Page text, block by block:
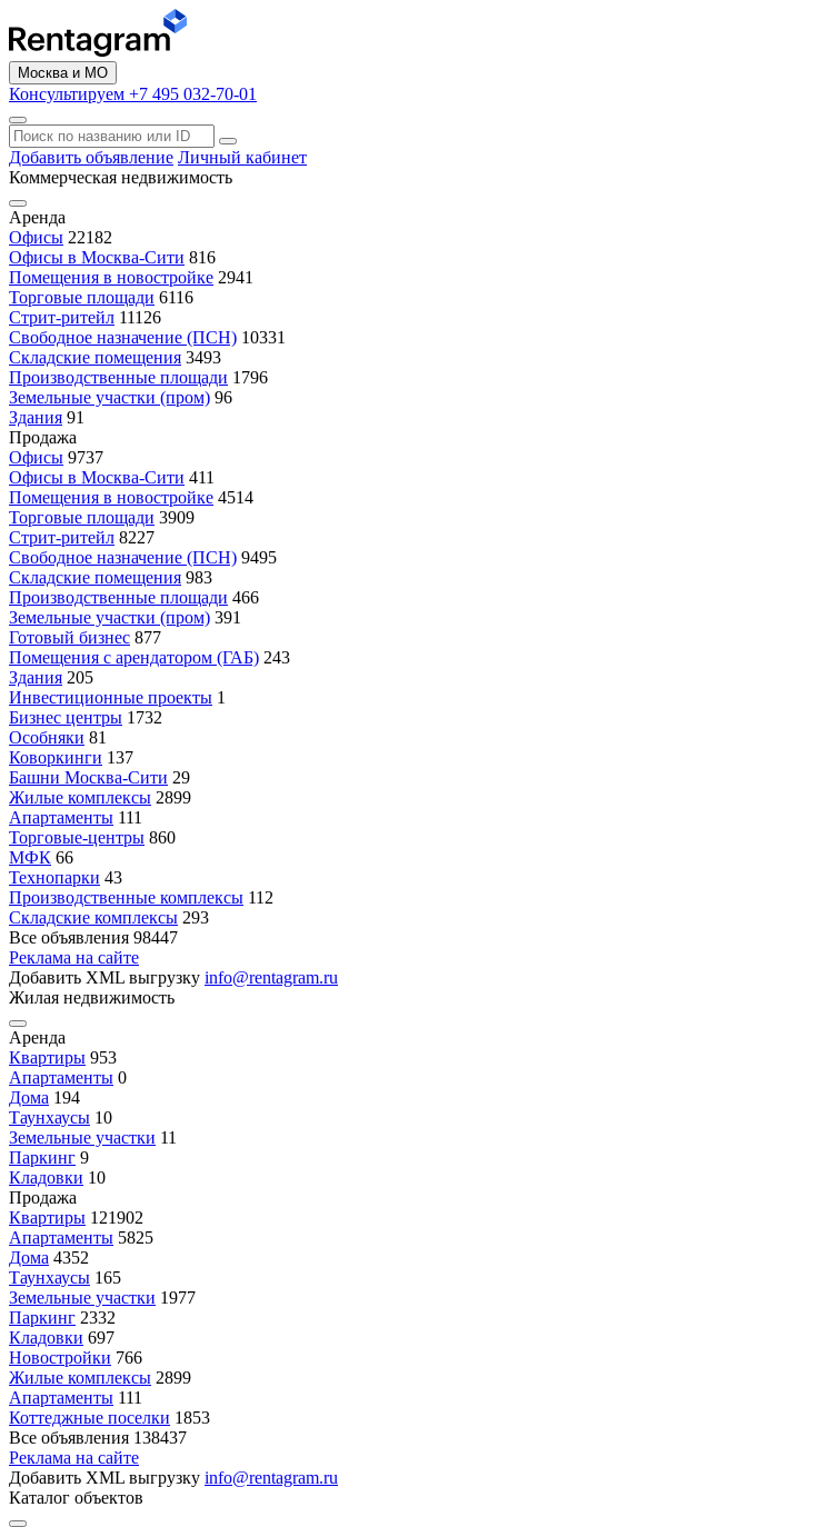
Москва и МО
Консультируем +7 495 032-70-01
Добавить объявление Личный кабинет
Коммерческая недвижимость
Аренда
Офисы 22182
Офисы в Москва-Сити 816
Помещения в новостройке 2941
Торговые площади 6116
Стрит-ритейл 11126
Свободное назначение (ПСН) 10331
Складские помещения 3493
Производственные площади 1796
Земельные участки (пром) 96
Здания 91
Продажа
Офисы 9737
Офисы в Москва-Сити 411
Помещения в новостройке 4514
Торговые площади 3909
Стрит-ритейл 8227
Свободное назначение (ПСН) 9495
Складские помещения 983
Производственные площади 466
Земельные участки (пром) 391
Готовый бизнес 877
Помещения с арендатором (ГАБ) 243
Здания 205
Инвестиционные проекты 1
Бизнес центры 1732
Особняки 81
Коворкинги 137
Башни Москва-Сити 29
Жилые комплексы 2899
Апартаменты 111
Торговые-центры 860
МФК 66
Технопарки 43
Производственные комплексы 112
Складские комплексы 293
Все объявления 98447
Реклама на сайте
Добавить XML выгрузку info@rentagram.ru
Жилая недвижимость
Аренда
Квартиры 953
Апартаменты 0
Дома 194
Таунхаусы 10
Земельные участки 11
Паркинг 9
Кладовки 10
Продажа
Квартиры 121902
Апартаменты 5825
Дома 4352
Таунхаусы 165
Земельные участки 1977
Паркинг 2332
Кладовки 697
Новостройки 766
Жилые комплексы 2899
Апартаменты 111
Коттеджные поселки 1853
Все объявления 138437
Реклама на сайте
Добавить XML выгрузку info@rentagram.ru
Каталог объектов